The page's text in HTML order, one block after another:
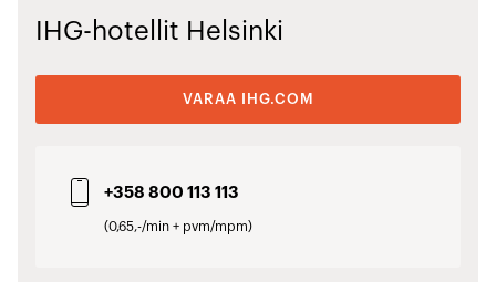
IHG-hotellit Helsinki
VARAA IHG.COM
+358 800 113 113
(0,65,-/min + pvm/mpm)